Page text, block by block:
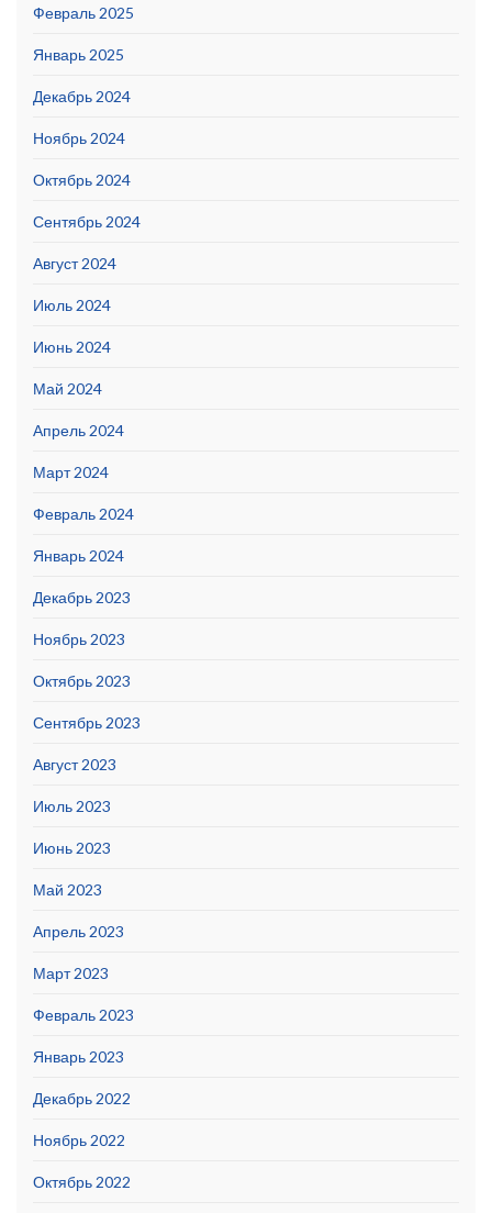
Февраль 2025
Январь 2025
Декабрь 2024
Ноябрь 2024
Октябрь 2024
Сентябрь 2024
Август 2024
Июль 2024
Июнь 2024
Май 2024
Апрель 2024
Март 2024
Февраль 2024
Январь 2024
Декабрь 2023
Ноябрь 2023
Октябрь 2023
Сентябрь 2023
Август 2023
Июль 2023
Июнь 2023
Май 2023
Апрель 2023
Март 2023
Февраль 2023
Январь 2023
Декабрь 2022
Ноябрь 2022
Октябрь 2022